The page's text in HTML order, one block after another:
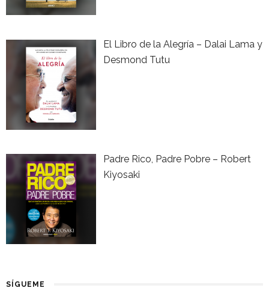
El Libro de la Alegría – Dalai Lama y
Desmond Tutu
Padre Rico, Padre Pobre – Robert
Kiyosaki
SÍGUEME